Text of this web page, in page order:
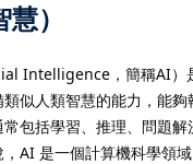
）
Intelligence，簡稱AI）
似人類智慧的能力，能
包括學習、推理、問題
AI 是一個計算機科學領